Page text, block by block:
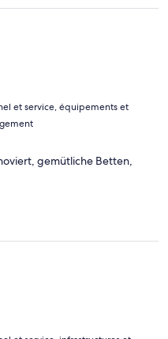
et service, équipements et
gemütliche Betten,